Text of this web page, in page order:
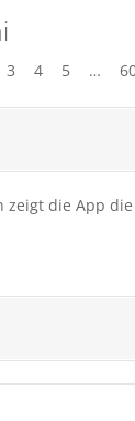
3 4 5 …
zeigt die App